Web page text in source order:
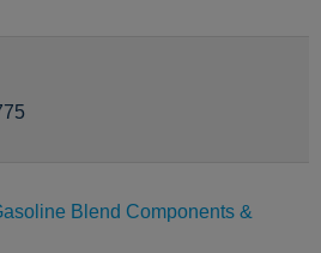
Blend Components &